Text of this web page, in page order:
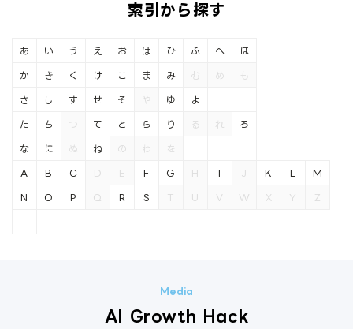
索引から探す
あ い う え お
か き く け こ
さ し す せ そ
た ち つ て と
な に ぬ ね の
は ひ ふ へ ほ
ま み む め も
や ゆ よ
ら り る れ ろ
わ を
A B C D E F G H I J K L M
N O P Q R S T U V W X Y Z
AI Growth Hack